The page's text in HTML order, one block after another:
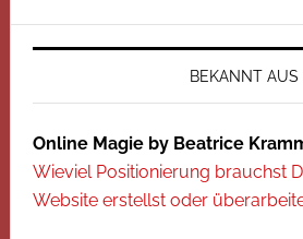
BEKANNT AUS
Online Magie by Beatrice
Wieviel Positionierung brauchst
Website erstellst oder